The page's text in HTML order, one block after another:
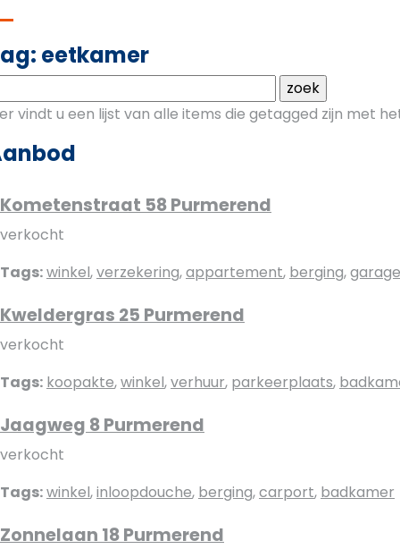
eetkamer
vindt u een lijst van alle items die getagged zijn met
Kometenstraat 58 Purmerend
verkocht
Tags:winkel,verzekering,appartement, berging,garage
Kweldergras 25 Purmerend
verkocht
Tags: koopakte,winkel,verhuur, parkeerplaats,
Jaagweg 8 Purmerend
verkocht
Tags:winkel,inloopdouche, berging,carport, badkamer
Zonnelaan 18 Purmerend